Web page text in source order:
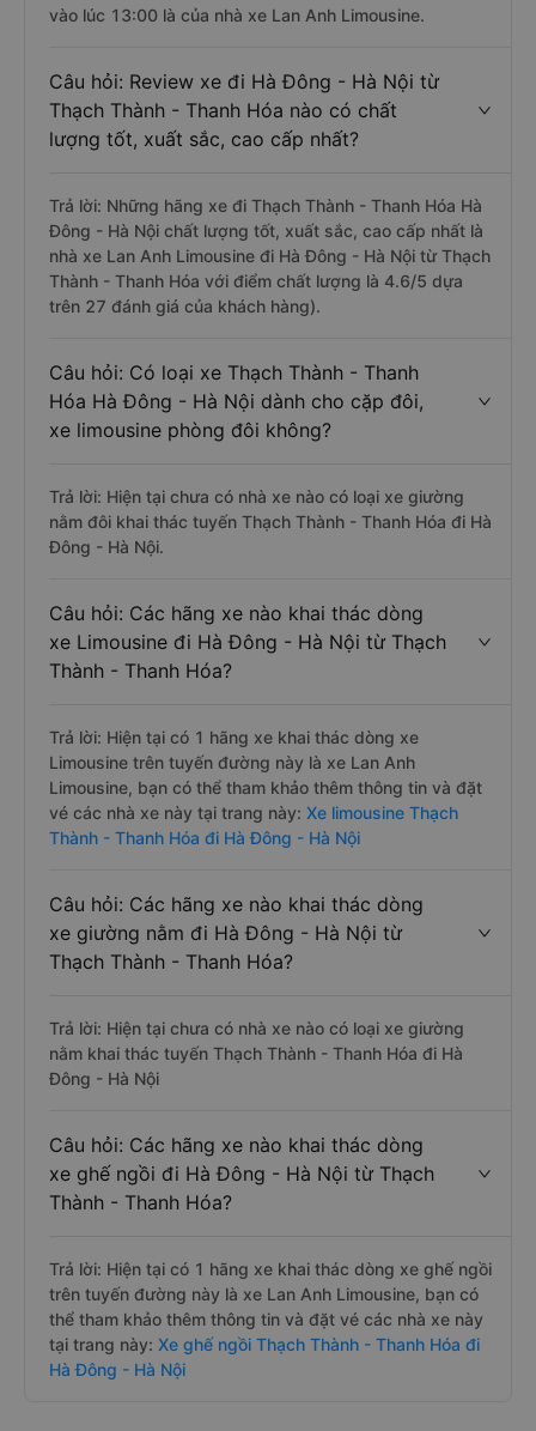
vào lúc 13:00 là của nhà xe Lan Anh Limousine.
Câu hỏi: Review xe đi Hà Đông - Hà Nội từ
Thạch Thành - Thanh Hóa nào có chất
lượng tốt, xuất sắc, cao cấp nhất?
Trả lời: Những hãng xe đi Thạch Thành - Thanh Hóa Hà
Đông - Hà Nội chất lượng tốt, xuất sắc, cao cấp nhất là
nhà xe Lan Anh Limousine đi Hà Đông - Hà Nội từ Thạch
Thành - Thanh Hóa với điểm chất lượng là 4.6/5 dựa
trên 27 đánh giá của khách hàng).
Câu hỏi: Có loại xe Thạch Thành - Thanh
Hóa Hà Đông - Hà Nội dành cho cặp đôi,
xe limousine phòng đôi không?
Trả lời: Hiện tại chưa có nhà xe nào có loại xe giường
nằm đôi khai thác tuyến Thạch Thành - Thanh Hóa đi Hà
Đông - Hà Nội.
Câu hỏi: Các hãng xe nào khai thác dòng
xe Limousine đi Hà Đông - Hà Nội từ Thạch
Thành - Thanh Hóa?
Trả lời: Hiện tại có 1 hãng xe khai thác dòng xe
Limousine trên tuyến đường này là xe Lan Anh
Limousine, bạn có thể tham khảo thêm thông tin và đặt
vé các nhà xe này tại trang này: Xe limousine Thạch
Thành - Thanh Hóa đi Hà Đông - Hà Nội
Câu hỏi: Các hãng xe nào khai thác dòng
xe giường nằm đi Hà Đông - Hà Nội từ
Thạch Thành - Thanh Hóa?
Trả lời: Hiện tại chưa có nhà xe nào có loại xe giường
nằm khai thác tuyến Thạch Thành - Thanh Hóa đi Hà
Đông - Hà Nội
Câu hỏi: Các hãng xe nào khai thác dòng
xe ghế ngồi đi Hà Đông - Hà Nội từ Thạch
Thành - Thanh Hóa?
Trả lời: Hiện tại có 1 hãng xe khai thác dòng xe ghế ngồi
trên tuyến đường này là xe Lan Anh Limousine, bạn có
thể tham khảo thêm thông tin và đặt vé các nhà xe này
tại trang này: Xe ghế ngồi Thạch Thành - Thanh Hóa đi
Hà Đông - Hà Nội